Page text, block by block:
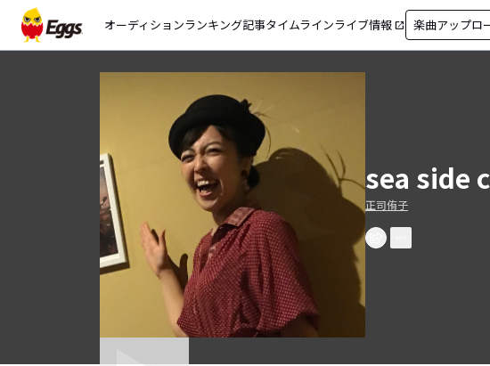
オーディションランキング記事タイムラインライブ情報 open_in_new 楽曲アップロ
sea side
正司侑子